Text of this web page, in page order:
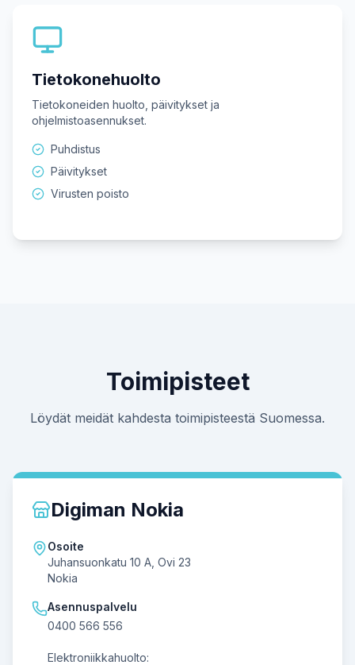
Tietokonehuolto
Tietokoneiden huolto, päivitykset ja
ohjelmistoasennukset.
Puhdistus
Päivitykset
Virusten poisto
Toimipisteet
Löydät meidät kahdesta toimipisteestä Suomessa.
Digiman Nokia
Osoite
Juhansuonkatu 10 A, Ovi 23
Nokia
Asennuspalvelu
0400 566 556
Elektroniikkahuolto: